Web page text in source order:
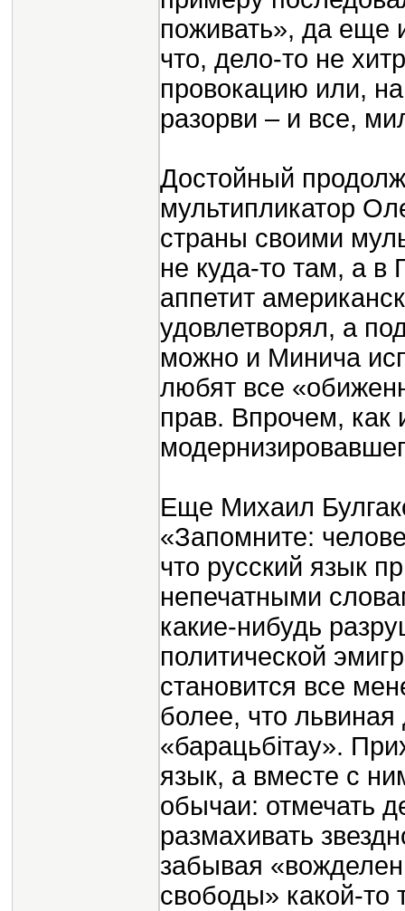
поживать», да еще
что, дело-то не
провокацию или,
разорви – и все,
Достойный
мультипликатор
страны своими
не куда-то там, а в
аппетит
удовлетворял, а
можно и Минича
любят все
прав. Впрочем, как
Еще Михаил
«Запомните:
что русский язык
непечатными
какие-нибудь
политической
становится все
более, что
«барацьбiтау».
язык, а вместе с
обычаи: отмечать
размахивать
забывая
свободы» какой-то